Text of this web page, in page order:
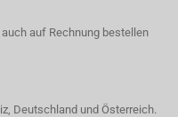
auf Rechnung bestellen
Deutschland und Österreich.